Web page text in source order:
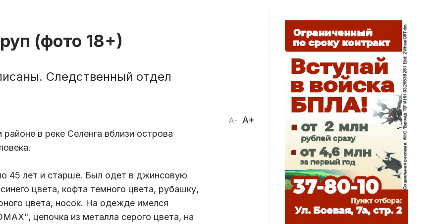
(фото 18+)
Следственный отдел
A- A+
в реке Селенга вблизи острова
45 лет и старше. Был одет в джинсовую
цвета, кофта темного цвета, рубашку,
цвета, носок. На одежде имелся
цепочка из металла серого цвета, на